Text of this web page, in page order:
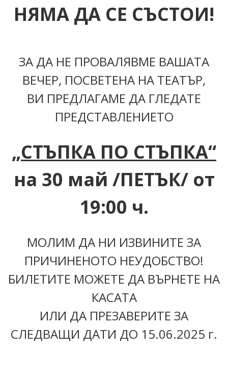
НЯМА ДА СЕ СЪСТОИ!
ЗА ДА НЕ ПРОВАЛЯВМЕ ВАШАТА
ВЕЧЕР, ПОСВЕТЕНА НА ТЕАТЪР,
ВИ ПРЕДЛАГАМЕ ДА ГЛЕДАТЕ
ПРЕДСТАВЛЕНИЕТО
„СТЪПКА ПО СТЪПКА“
на 30 май /ПЕТЪК/ от
19:00 ч.
МОЛИМ ДА НИ ИЗВИНИТЕ ЗА
ПРИЧИНЕНОТО НЕУДОБСТВО!
БИЛЕТИТЕ МОЖЕТЕ ДА ВЪРНЕТЕ НА
КАСАТА
ИЛИ ДА ПРЕЗАВЕРИТЕ ЗА
СЛЕДВАЩИ ДАТИ ДО 15.06.2025 г.